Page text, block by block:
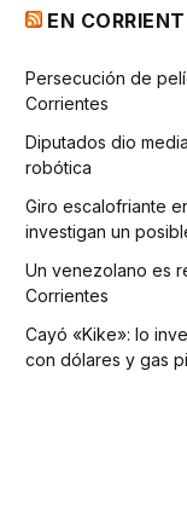
EN
Persecución de
Corrientes
Diputados dio
robótica
Giro escalofriante
investigan un
Un venezolano es
Corrientes
Cayó «Kike»: lo
con dólares y gas